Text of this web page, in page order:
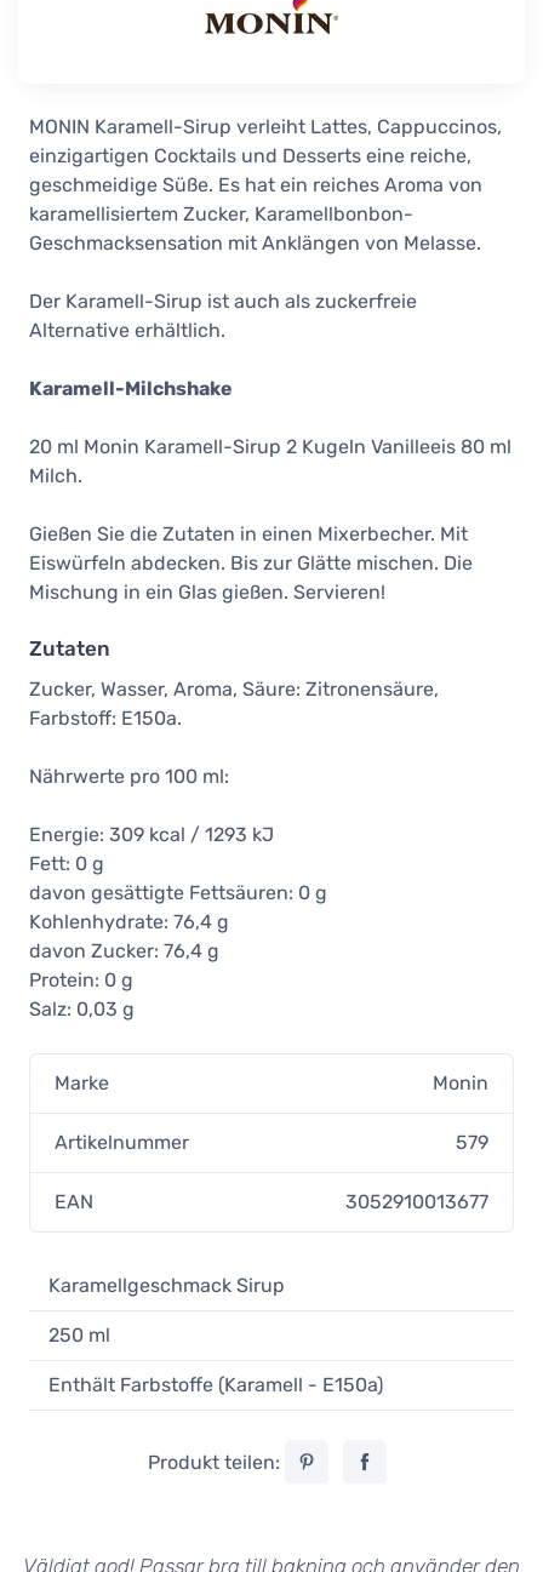
MONIN Karamell-Sirup verleiht Lattes, Cappuccinos,
einzigartigen Cocktails und Desserts eine reiche,
geschmeidige Süße. Es hat ein reiches Aroma von
karamellisiertem Zucker, Karamellbonbon-
Geschmacksensation mit Anklängen von Melasse.
Der Karamell-Sirup ist auch als zuckerfreie
Alternative erhältlich.
Karamell-Milchshake
20 ml Monin Karamell-Sirup 2 Kugeln Vanilleeis 80 ml
Milch.
Gießen Sie die Zutaten in einen Mixerbecher. Mit
Eiswürfeln abdecken. Bis zur Glätte mischen. Die
Mischung in ein Glas gießen. Servieren!
Zutaten
Zucker, Wasser, Aroma, Säure: Zitronensäure,
Farbstoff: E150a.
Nährwerte pro 100 ml:
Energie: 309 kcal / 1293 kJ
Fett: 0 g
davon gesättigte Fettsäuren: 0 g
Kohlenhydrate: 76,4 g
davon Zucker: 76,4 g
Protein: 0 g
Salz: 0,03 g
Marke Monin
Artikelnummer 579
EAN 3052910013677
Karamellgeschmack Sirup
250 ml
Enthält Farbstoffe (Karamell - E150a)
Produkt teilen:
Väldigt god! Passar bra till bakning och använder den